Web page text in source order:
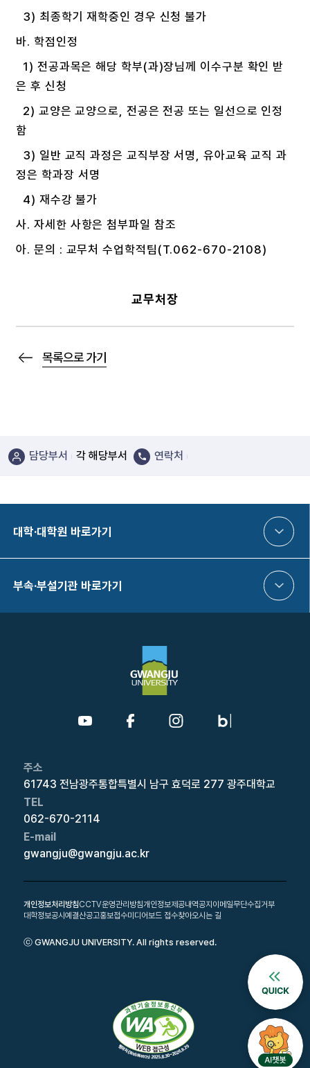
3) 최종학기 재학중인 경우 신청 불가
바. 학점인정
1) 전공과목은 해당 학부(과)장님께 이수구분 확인 받
은 후 신청
2) 교양은 교양으로, 전공은 전공 또는 일선으로 인정
함
3) 일반 교직 과정은 교직부장 서명, 유아교육 교직 과
정은 학과장 서명
4) 재수강 불가
사. 자세한 사항은 첨부파일 참조
아. 문의 : 교무처 수업학적팀(T.062-670-2108)
교무처장
목록으로 가기
담당부서 각 해당부서 연락처
대학·대학원 바로가기
부속·부설기관 바로가기
주소
61743 전남광주통합특별시 남구 효덕로 277 광주대학교
TEL
062-670-2114
E-mail
gwangju@gwangju.ac.kr
개인정보처리방침CCTV운영관리방침개인정보제공내역공지이메일무단수집거부
대학정보공시예결산공고홍보접수미디어보드 접수찾아오시는 길
ⓒ GWANGJU UNIVERSITY. All rights reserved.